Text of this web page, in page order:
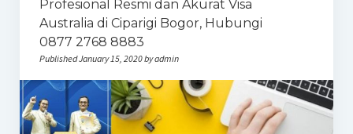
Profesional Resmi dan Akurat Visa
Australia di Ciparigi Bogor, Hubungi
0877 2768 8883
Published January 15, 2020 by admin